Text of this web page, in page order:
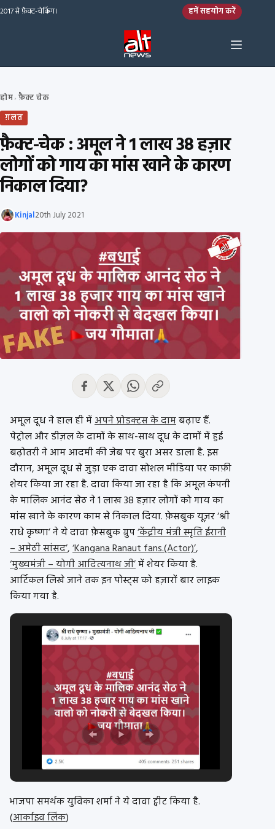
Skip to content
2017 से फ़ैक्ट-चेकिंग। हमें सहयोग करें
होम› फ़ैक्ट चेक
ग़लत
फ़ैक्ट-चेक : अमूल ने 1 लाख 38 हज़ार
लोगों को गाय का मांस खाने के कारण
निकाल दिया?
Kinjal20th July 2021
अमूल दूध ने हाल ही मेंअपने प्रोडक्टस के दामबढ़ाए हैं.
पेट्रोल और डीज़ल के दामों के साथ-साथ दूध के दामों में हुई
बढ़ोतरी ने आम आदमी की जेब पर बुरा असर डाला है. इस
दौरान, अमूल दूध से जुड़ा एक दावा सोशल मीडिया पर काफ़ी
शेयर किया जा रहा है. दावा किया जा रहा है कि अमूल कंपनी
के मालिक आनंद सेठ ने 1 लाख 38 हज़ार लोगों को गाय का
मांस खाने के कारण काम से निकाल दिया. फ़ेसबुक यूज़र ‘श्री
राधे कृष्णा’ ने ये दावा फ़ेसबुक ग्रुप‘केंद्रीय मंत्री स्मृति ईरानी
– अमेठी सांसद’,‘Kangana Ranaut fans.(Actor)’,
‘मुख्यमंत्री – योगी आदित्यनाथ जी’में शेयर किया है.
आर्टिकल लिखे जाने तक इन पोस्ट्स को हज़ारों बार लाइक
किया गया है.
भाजपा समर्थक युविका शर्मा ने ये दावा ट्वीट किया है.
(आर्काइव लिंक)